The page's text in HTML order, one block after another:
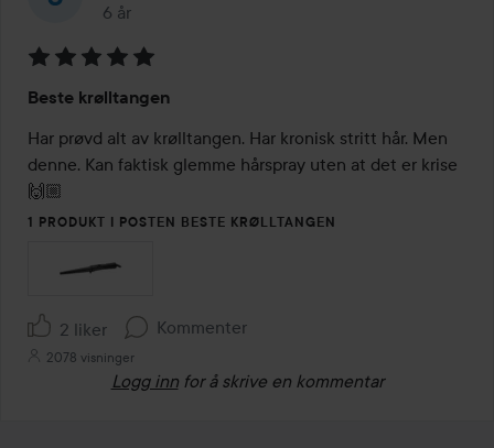
6 år
Innlegget ble opprettet 6 år
5
av
5
Beste krølltangen
Har prøvd alt av krølltangen. Har kronisk stritt hår. Men
denne. Kan faktisk glemme hårspray uten at det er krise
🙌🏼
1 PRODUKT I POSTEN BESTE KRØLLTANGEN
2 liker Kommenter
2078 visninger
Logg inn for å skrive en kommentar